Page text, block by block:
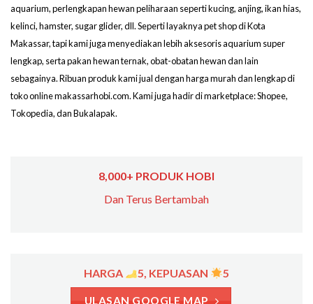
aquarium, perlengkapan hewan peliharaan seperti kucing, anjing, ikan hias,
kelinci, hamster, sugar glider, dll. Seperti layaknya pet shop di Kota
Makassar, tapi kami juga menyediakan lebih aksesoris aquarium super
lengkap, serta pakan hewan ternak, obat-obatan hewan dan lain
sebagainya. Ribuan produk kami jual dengan harga murah dan lengkap di
toko online makassarhobi.com. Kami juga hadir di marketplace: Shopee,
Tokopedia, dan Bukalapak.
8,000+ PRODUK HOBI
Dan Terus Bertambah
HARGA 5, KEPUASAN 5
ULASAN GOOGLE MAP